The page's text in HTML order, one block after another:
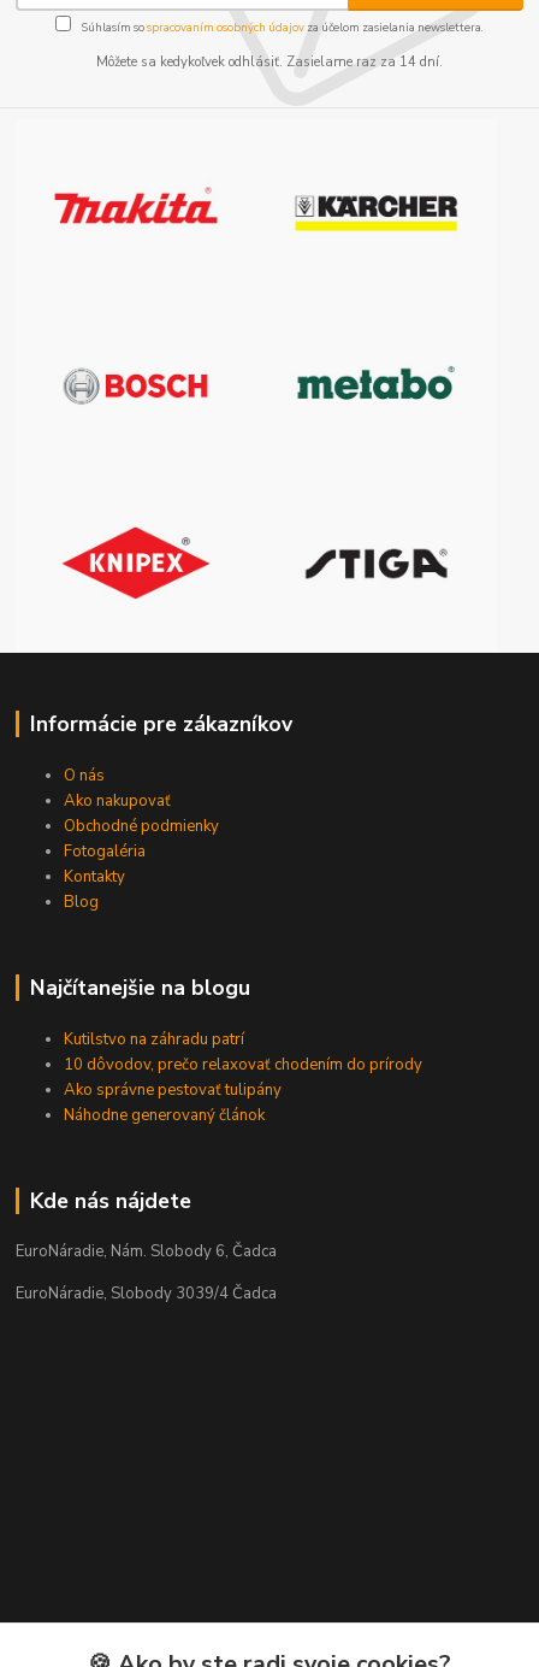
Súhlasím sospracovaním osobných údajov za účelom zasielania newslettera.
Môžete sa kedykoľvek odhlásiť. Zasielame raz za 14 dní.
Informácie pre zákazníkov
O nás
Ako nakupovať
Obchodné podmienky
Fotogaléria
Kontakty
Blog
Najčítanejšie na blogu
Kutilstvo na záhradu patrí
10 dôvodov, prečo relaxovať chodením do prírody
Ako správne pestovať tulipány
Náhodne generovaný článok
Kde nás nájdete
EuroNáradie, Nám. Slobody 6, Čadca
EuroNáradie, Slobody 3039/4 Čadca
Kontakty